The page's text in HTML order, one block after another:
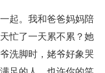
起。我和爸爸妈妈陪
忙了一天累不累？她
洗脚时，姥爷好象哭